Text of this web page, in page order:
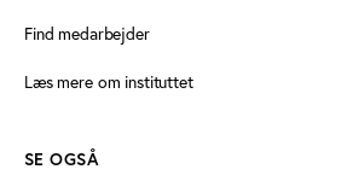
Find medarbejder
Læs mere om instituttet
SE OGSÅ